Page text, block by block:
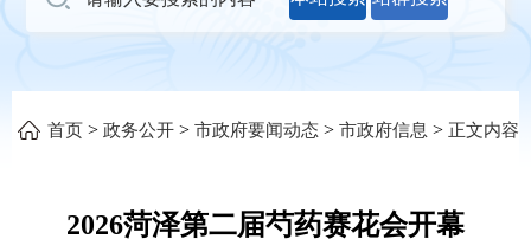
首页 > 政务公开 > 市政府要闻动态 > 市政府信息 > 正文内容
2026菏泽第二届芍药赛花会开幕